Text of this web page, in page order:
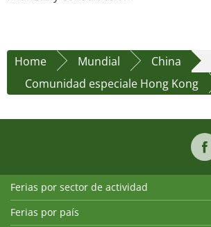
Home Mundial
China
Comunidad especiale Hong Kong
Ferias por sector de actividad
Ferias por país